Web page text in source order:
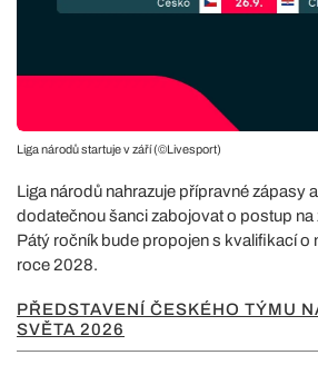
Liga národů startuje v září (©Livesport)
Liga národů nahrazuje přípravné zápasy
dodatečnou šanci zabojovat o postup na
Pátý ročník bude propojen s kvalifikací
roce 2028.
PŘEDSTAVENÍ ČESKÉHO TÝMU
SVĚTA 2026